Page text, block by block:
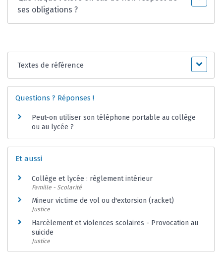
ses obligations ?
Textes de référence
Questions ? Réponses !
Peut-on utiliser son téléphone portable au collège
ou au lycée ?
Et aussi
Collège et lycée : règlement intérieur
Famille - Scolarité
Mineur victime de vol ou d'extorsion (racket)
Justice
Harcèlement et violences scolaires - Provocation au
suicide
Justice